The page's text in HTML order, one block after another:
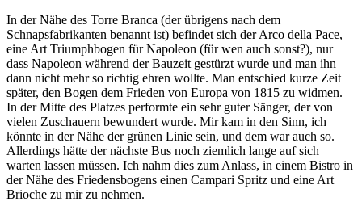
In der Nähe des Torre Branca (der übrigens nach dem
Schnapsfabrikanten benannt ist) befindet sich der Arco della Pace,
eine Art Triumphbogen für Napoleon (für wen auch sonst?), nur
dass Napoleon während der Bauzeit gestürzt wurde und man ihn
dann nicht mehr so richtig ehren wollte. Man entschied kurze Zeit
später, den Bogen dem Frieden von Europa von 1815 zu widmen.
In der Mitte des Platzes performte ein sehr guter Sänger, der von
vielen Zuschauern bewundert wurde. Mir kam in den Sinn, ich
könnte in der Nähe der grünen Linie sein, und dem war auch so.
Allerdings hätte der nächste Bus noch ziemlich lange auf sich
warten lassen müssen. Ich nahm dies zum Anlass, in einem Bistro in
der Nähe des Friedensbogens einen Campari Spritz und eine Art
Brioche zu mir zu nehmen.